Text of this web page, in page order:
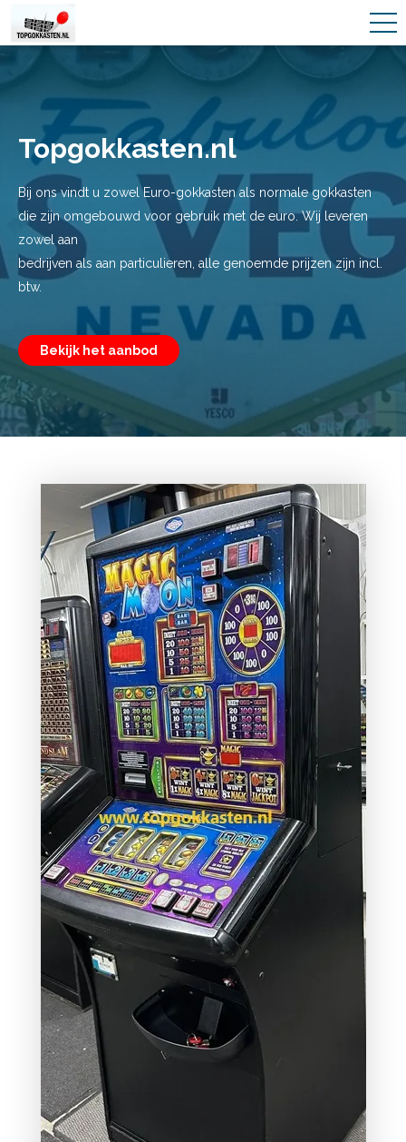
Topgokkasten.nl
Bij ons vindt u zowel Euro-gokkasten als normale gokkasten
die zijn omgebouwd voor gebruik met de euro. Wij leveren
zowel aan
bedrijven als aan particulieren, alle genoemde prijzen zijn incl.
btw.
Bekijk het aanbod